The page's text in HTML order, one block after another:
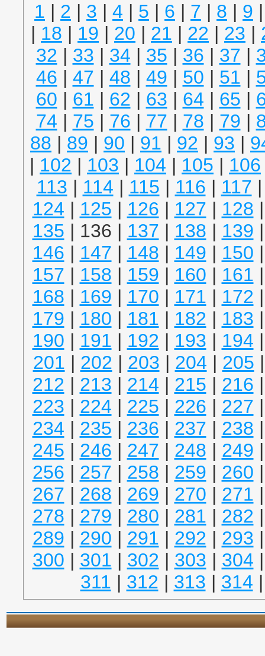
1 | 2 | 3 | 4 | 5 | 6 | 7 | 8 | 9
| 18 | 19 | 20 | 21 | 22 | 23 |
32 | 33 | 34 | 35 | 36 | 37 |
46 | 47 | 48 | 49 | 50 | 51 |
60 | 61 | 62 | 63 | 64 | 65 |
74 | 75 | 76 | 77 | 78 | 79 |
88 | 89 | 90 | 91 | 92 | 93 |
| 102 | 103 | 104 | 105 | 106
113 | 114 | 115 | 116 | 117
124 | 125 | 126 | 127 | 128
135 | 136 | 137 | 138 | 139
146 | 147 | 148 | 149 | 150
157 | 158 | 159 | 160 | 161
168 | 169 | 170 | 171 | 172
179 | 180 | 181 | 182 | 183
190 | 191 | 192 | 193 | 194
201 | 202 | 203 | 204 | 205
212 | 213 | 214 | 215 | 216
223 | 224 | 225 | 226 | 227
234 | 235 | 236 | 237 | 238
245 | 246 | 247 | 248 | 249
256 | 257 | 258 | 259 | 260
267 | 268 | 269 | 270 | 271
278 | 279 | 280 | 281 | 282
289 | 290 | 291 | 292 | 293
300 | 301 | 302 | 303 | 304
311 | 312 | 313 | 314